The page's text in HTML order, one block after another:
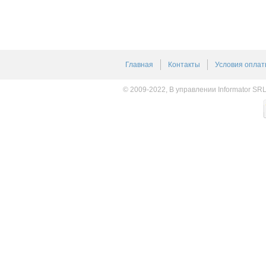
Главная Контакты Условия
© 2009-2022, В управлении Informator SRL